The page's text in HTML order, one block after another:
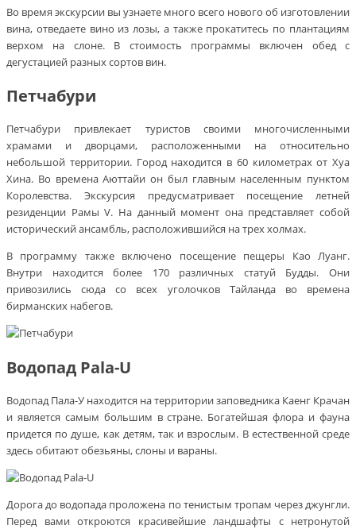
Во время экскурсии вы узнаете много всего нового об изготовлении
вина, отведаете вино из лозы, а также прокатитесь по плантациям
верхом на слоне. В стоимость программы включен обед с
дегустацией разных сортов вин.
Петчабури
Петчабури привлекает туристов своими многочисленными
храмами и дворцами, расположенными на относительно
небольшой территории. Город находится в 60 километрах от Хуа
Хина. Во времена Аюттайи он был главным населенным пунктом
Королевства. Экскурсия предусматривает посещение летней
резиденции Рамы V. На данный момент она представляет собой
исторический ансамбль, расположившийся на трех холмах.
В программу также включено посещение пещеры Као Луанг.
Внутри находится более 170 различных статуй Будды. Они
привозились сюда со всех уголочков Тайланда во времена
бирманских набегов.
Водопад Pala-U
Водопад Пала-У находится на территории заповедника Каенг Крачан
и является самым большим в стране. Богатейшая флора и фауна
придется по душе, как детям, так и взрослым. В естественной среде
здесь обитают обезьяны, слоны и вараны.
Дорога до водопада проложена по тенистым тропам через джунгли.
Перед вами откроются красивейшие ландшафты с нетронутой